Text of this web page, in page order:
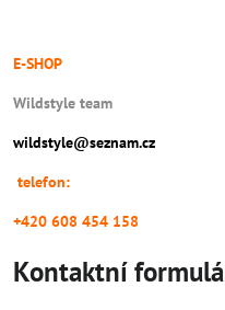
E-SHOP
Wildstyle team
wildstyle@seznam.cz
telefon:
+420 608 454 158
Kontaktní